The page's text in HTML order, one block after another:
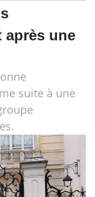
après une
suite à une